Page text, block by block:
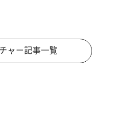
ャー記事一覧